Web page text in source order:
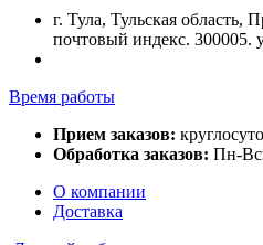
г. Тула, Тульская область,
почтовый индекс. 300005.
Время работы
Прием заказов:
Обработка заказов: Пн-
О компании
Доставка